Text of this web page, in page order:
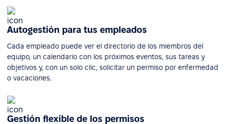
Autogestión para tus empleados
Cada empleado puede ver el directorio de los miembros del
equipo, un calendario con los próximos eventos, sus tareas y
objetivos y, con un solo clic, solicitar un permiso por enfermedad
o vacaciones.
Gestión flexible de los permisos